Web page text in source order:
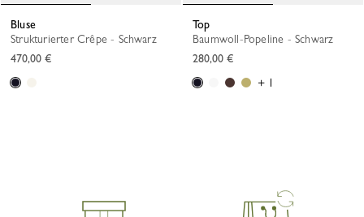
Bluse
Strukturierter Crêpe - Schwarz
470,00 €
Top
Baumwoll-Popeline - Schwarz
280,00 €
+ 1